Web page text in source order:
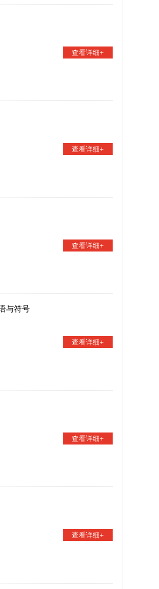
查看详细+
查看详细+
查看详细+
与符号
查看详细+
查看详细+
查看详细+